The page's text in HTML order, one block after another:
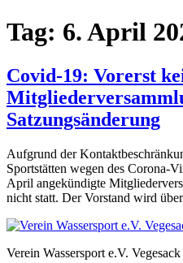
Tag: 6. April
Covid-19: Vorerst
Satzungsänderung
Aufgrund der
Sportstätten wegen des Corona-
April angekündigte
nicht statt. Der Vorstand wird
Verein Wassersport e.V.